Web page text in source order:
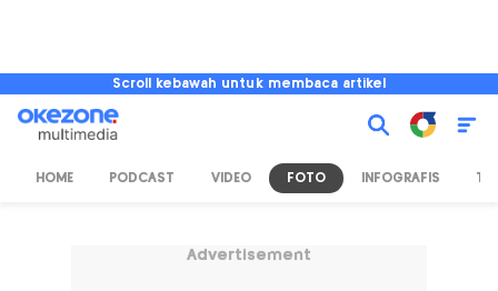
Scroll kebawah untuk membaca artikel
HOME PODCAST VIDEO FOTO INFOGRAFIS TV
Advertisement